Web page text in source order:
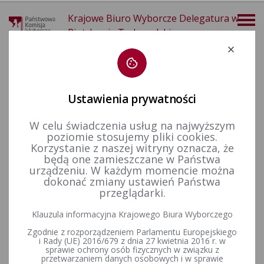
Krajowe Biuro Wyborcze Delegatura w
Piotrkowie Trybunalskim
Wybory samorządowe i referenda lokalne Wybory samorządowe w 2018&nbsp;r. Terytorialne komisje wyborcze
Postanowienie Nr 333/2019 Komisarza Wyborczego w
rozwiązania terytorialnych i obwodowych komisji wyborczych
w wyborach do organów jednostek samorządu terytorialnego
zarządzonych na dzień 21 października 2018 r.
Ustawienia prywatności
W celu świadczenia usług na najwyższym
poziomie stosujemy pliki cookies.
Korzystanie z naszej witryny oznacza, że
będą one zamieszczane w Państwa
urządzeniu. W każdym momencie można
dokonać zmiany ustawień Państwa
przeglądarki.
Klauzula informacyjna Krajowego Biura Wyborczego
Zgodnie z rozporządzeniem Parlamentu Europejskiego
i Rady (UE) 2016/679 z dnia 27 kwietnia 2016 r. w
sprawie ochrony osób fizycznych w związku z
przetwarzaniem danych osobowych i w sprawie